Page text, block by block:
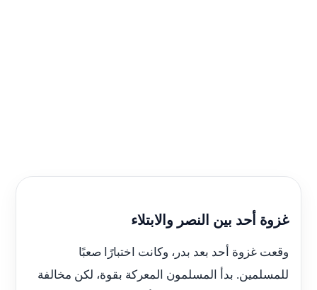
غزوة أحد بين النصر والابتلاء
وقعت غزوة أحد بعد بدر، وكانت اختبارًا صعبًا
للمسلمين. بدأ المسلمون المعركة بقوة، لكن مخالفة